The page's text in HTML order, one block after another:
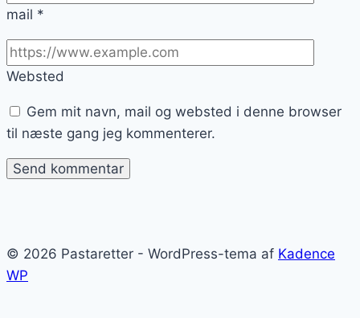
mail *
Websted
Gem mit navn, mail og websted i denne browser
til næste gang jeg kommenterer.
© 2026 Pastaretter - WordPress-tema af Kadence
WP